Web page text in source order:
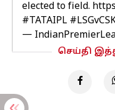
elected to field.
#TATAIPL
—
செய்தி